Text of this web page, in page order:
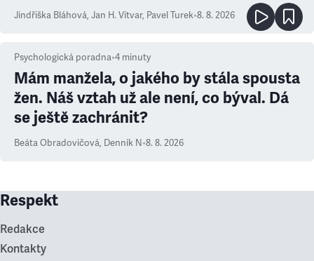
Jindřiška Bláhová, Jan H. Vitvar, Pavel Turek•8. 8. 2026
Psychologická poradna•4 minuty
Mám manžela, o jakého by stála spousta
žen. Náš vztah už ale není, co býval. Dá
se ještě zachránit?
Beáta Obradovičová, Denník N•8. 8. 2026
Respekt
Redakce
Kontakty